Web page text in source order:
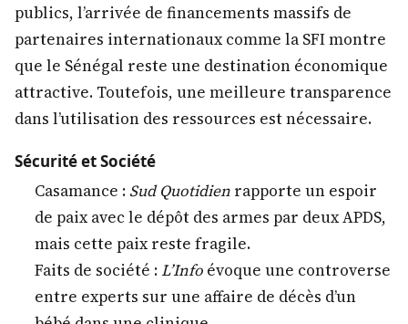
publics, l’arrivée de financements massifs de
partenaires internationaux comme la SFI montre
que le Sénégal reste une destination économique
attractive. Toutefois, une meilleure transparence
dans l’utilisation des ressources est nécessaire.
Sécurité et Société
Casamance : Sud Quotidienrapporte un espoir
de paix avec le dépôt des armes par deux APDS,
mais cette paix reste fragile.
Faits de société :L’Infoévoque une controverse
entre experts sur une affaire de décès d’un